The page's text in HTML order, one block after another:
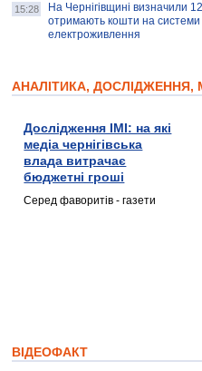
15:28
На Чернігівщині визначили 12
отримають кошти на системи
електроживлення
АНАЛІТИКА, ДОСЛІДЖЕННЯ,
Дослідження ІМІ: на які
медіа чернігівська
влада витрачає
бюджетні гроші
Серед фаворитів - газети
ВІДЕОФАКТ